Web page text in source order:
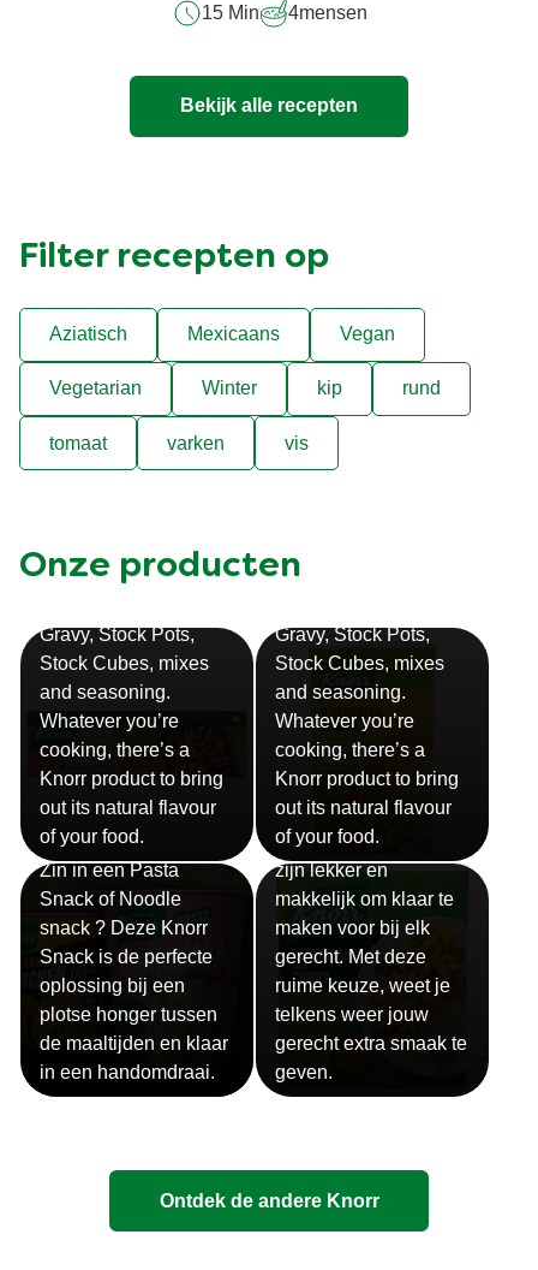
15 Min
4mensen
Bekijk alle recepten
Filter recepten op
Aziatisch Mexicaans Vegan
Vegetarian Winter kip rund
tomaat varken vis
Onze producten
Gravy, Stock Pots,
Stock Cubes, mixes
and seasoning.
Whatever you’re
cooking, there’s a
Knorr product to bring
out its natural flavour
of your food.
Gravy, Stock Pots,
Stock Cubes, mixes
and seasoning.
Whatever you’re
cooking, there’s a
Knorr product to bring
out its natural flavour
of your food.
Snackpots
Zin in een Pasta
Snack of Noodle
snack ? Deze Knorr
Snack is de perfecte
oplossing bij een
plotse honger tussen
de maaltijden en klaar
in een handomdraai.
Sauzen
Onze Knorr sauzen
zijn lekker en
makkelijk om klaar te
maken voor bij elk
gerecht. Met deze
ruime keuze, weet je
telkens weer jouw
gerecht extra smaak te
geven.
Ontdek de andere Knorr